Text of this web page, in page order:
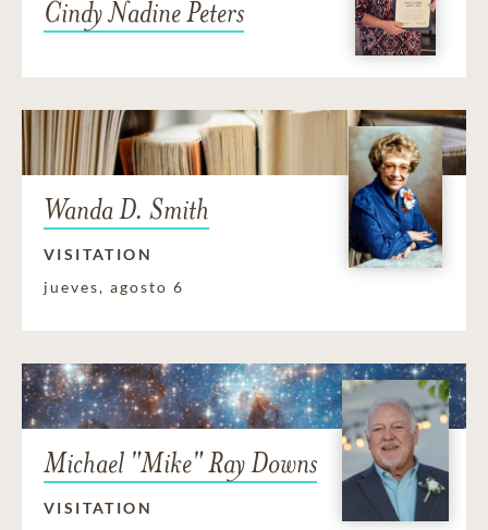
Cindy Nadine Peters
Wanda D. Smith
VISITATION
jueves, agosto 6
Michael "Mike" Ray Downs
VISITATION